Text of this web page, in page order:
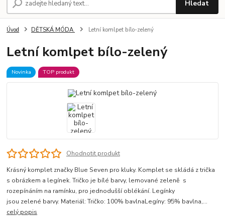
Hledat
Úvod DĚTSKÁ MÓDA Letní komlpet bílo-zelený
Letní komlpet bílo-zelený
Novinka TOP produkt
Ohodnotit produkt
Krásný komplet značky Blue Seven pro kluky. Komplet se skládá z trička
s obrázkem a legínek. Tričko je bílé barvy, lemované zeleně s
rozepínáním na ramínku, pro jednodušší oblékání. Legínky
jsou zelené barvy. Materiál: Tričko: 100% bavlnaLegíny: 95% bavlna,...
celý popis